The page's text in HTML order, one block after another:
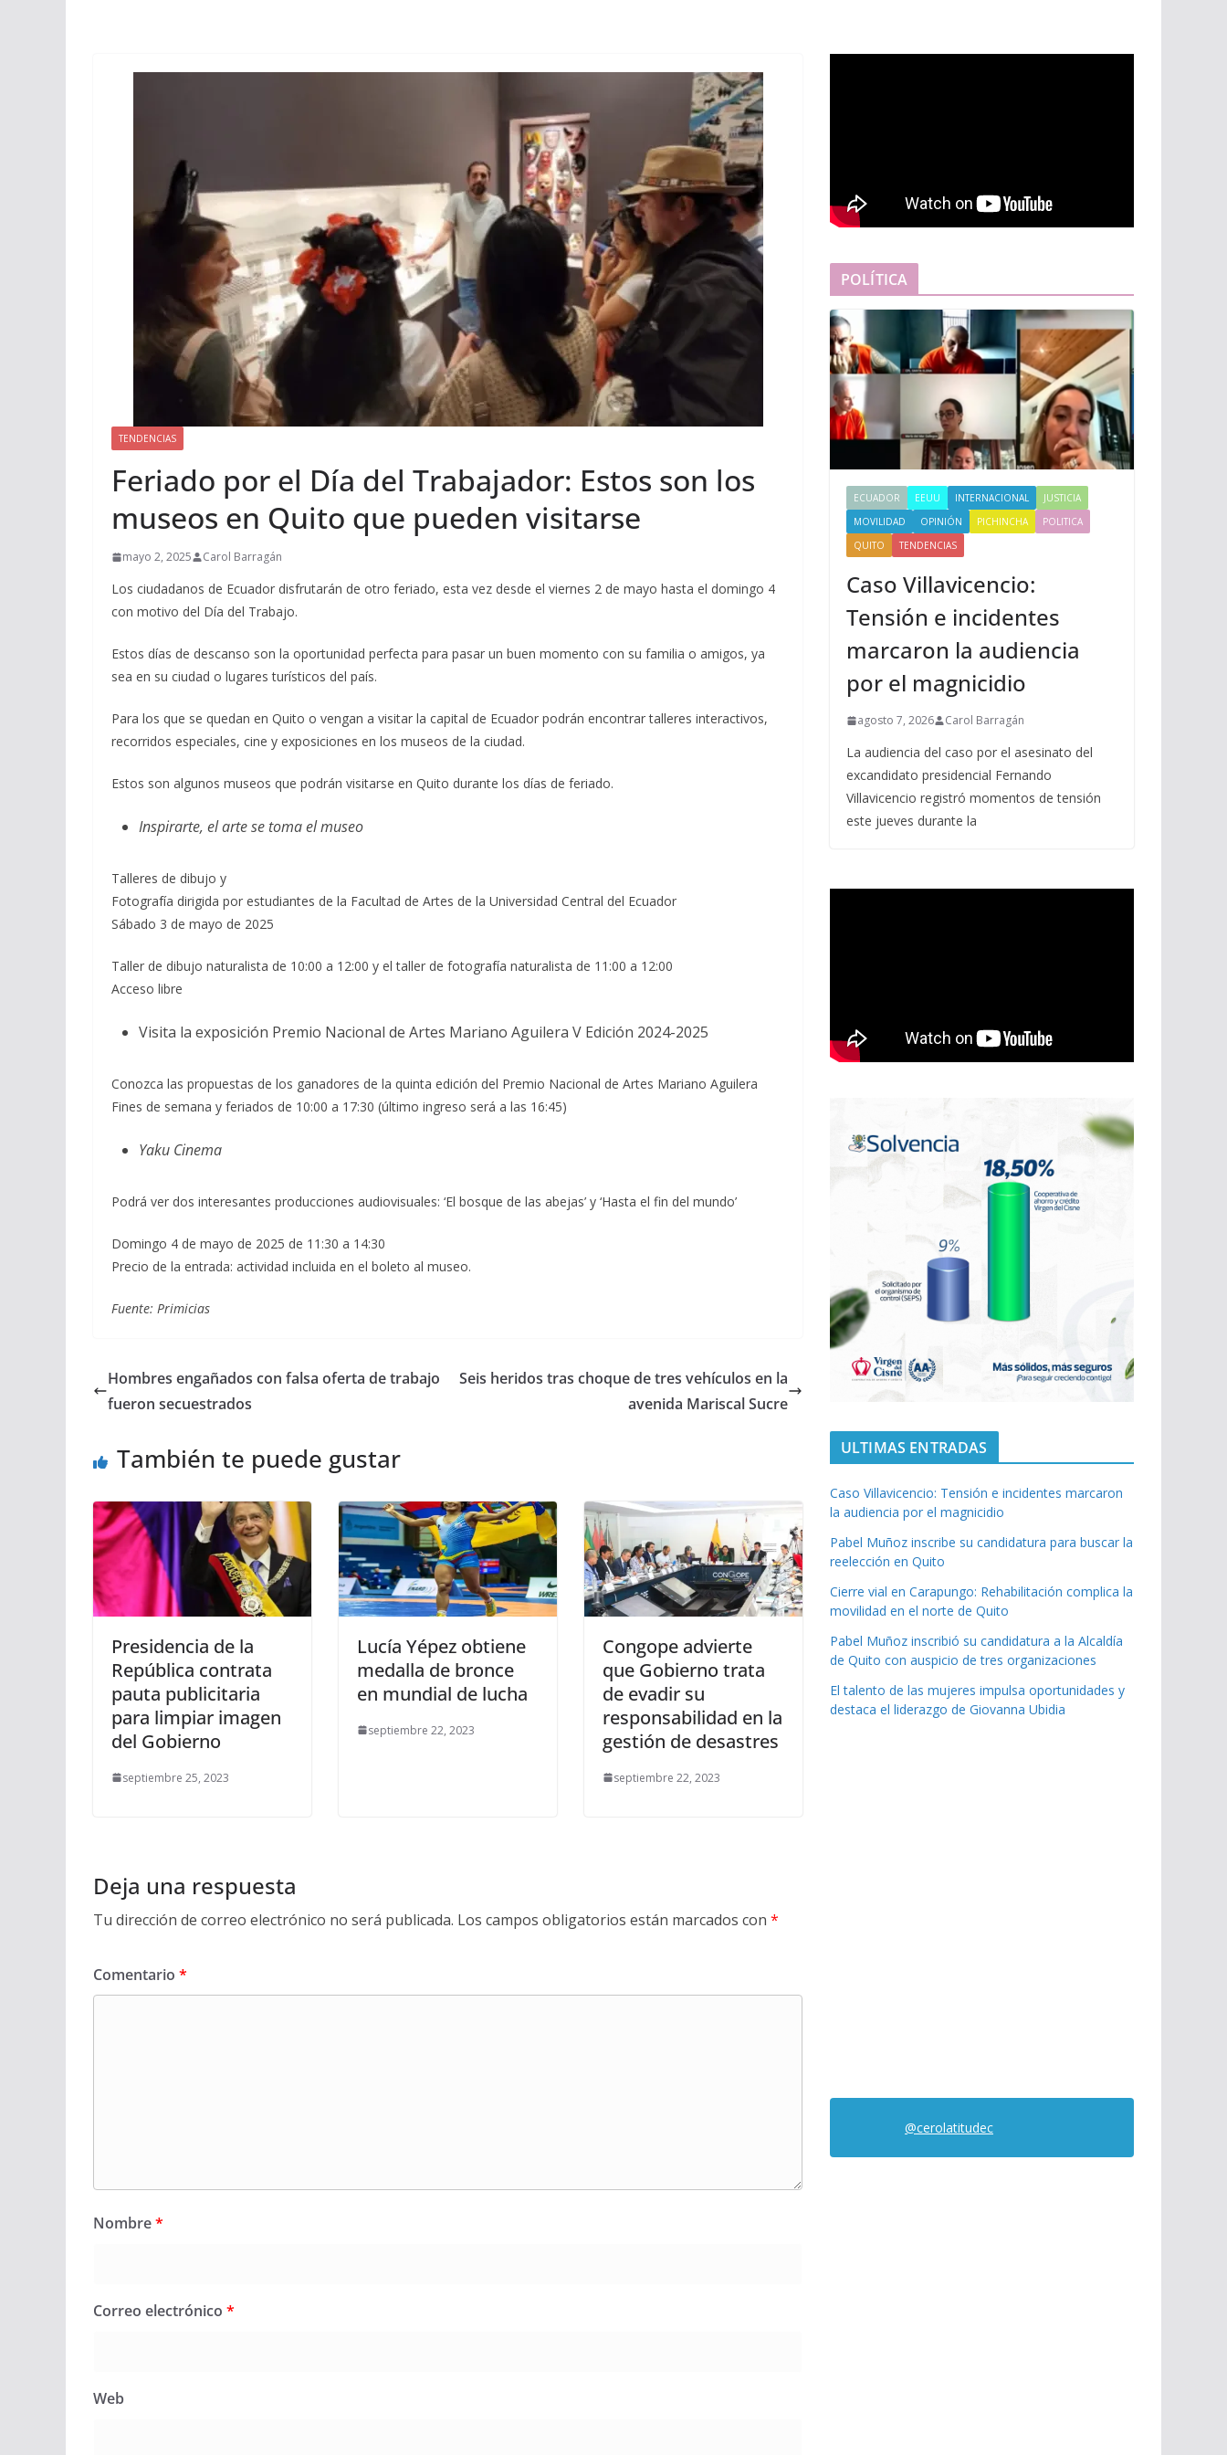
TENDENCIAS
Feriado por el Día del Trabajador: Estos son los
museos en Quito que pueden visitarse
mayo 2, 2025 Carol Barragán
Los ciudadanos de Ecuador disfrutarán de otro feriado, esta vez desde el viernes 2 de mayo hasta el domingo 4
con motivo del Día del Trabajo.
Estos días de descanso son la oportunidad perfecta para pasar un buen momento con su familia o amigos, ya
sea en su ciudad o lugares turísticos del país.
Para los que se quedan en Quito o vengan a visitar la capital de Ecuador podrán encontrar talleres interactivos,
recorridos especiales, cine y exposiciones en los museos de la ciudad.
Estos son algunos museos que podrán visitarse en Quito durante los días de feriado.
Inspirarte, el arte se toma el museo
Talleres de dibujo y
Fotografía dirigida por estudiantes de la Facultad de Artes de la Universidad Central del Ecuador
Sábado 3 de mayo de 2025
Taller de dibujo naturalista de 10:00 a 12:00 y el taller de fotografía naturalista de 11:00 a 12:00
Acceso libre
Visita la exposición Premio Nacional de Artes Mariano Aguilera V Edición 2024-2025
Conozca las propuestas de los ganadores de la quinta edición del Premio Nacional de Artes Mariano Aguilera
Fines de semana y feriados de 10:00 a 17:30 (último ingreso será a las 16:45)
Yaku Cinema
Podrá ver dos interesantes producciones audiovisuales: ‘El bosque de las abejas’ y ‘Hasta el fin del mundo’
Domingo 4 de mayo de 2025 de 11:30 a 14:30
Precio de la entrada: actividad incluida en el boleto al museo.
Fuente: Primicias
Hombres engañados con falsa oferta de trabajo
fueron secuestrados
Seis heridos tras choque de tres vehículos en la
avenida Mariscal Sucre
También te puede gustar
Presidencia de la
República contrata
pauta publicitaria
para limpiar imagen
del Gobierno
septiembre 25, 2023
Lucía Yépez obtiene
medalla de bronce
en mundial de lucha
septiembre 22, 2023
Congope advierte
que Gobierno trata
de evadir su
responsabilidad en la
gestión de desastres
septiembre 22, 2023
Deja una respuesta
Tu dirección de correo electrónico no será publicada. Los campos obligatorios están marcados con *
Comentario *
Nombre*
Correo electrónico *
Web
POLÍTICA
ECUADOR EEUU INTERNACIONAL
JUSTICIA
MOVILIDAD
OPINIÓN PICHINCHA
POLITICA
QUITO
TENDENCIAS
Caso Villavicencio:
Tensión e incidentes
marcaron la audiencia
por el magnicidio
agosto 7, 2026 Carol Barragán
La audiencia del caso por el asesinato del
excandidato presidencial Fernando
Villavicencio registró momentos de tensión
este jueves durante la
ULTIMAS ENTRADAS
Caso Villavicencio: Tensión e incidentes marcaron
la audiencia por el magnicidio
Pabel Muñoz inscribe su candidatura para buscar la
reelección en Quito
Cierre vial en Carapungo: Rehabilitación complica la
movilidad en el norte de Quito
Pabel Muñoz inscribió su candidatura a la Alcaldía
de Quito con auspicio de tres organizaciones
El talento de las mujeres impulsa oportunidades y
destaca el liderazgo de Giovanna Ubidia
@cerolatitudec